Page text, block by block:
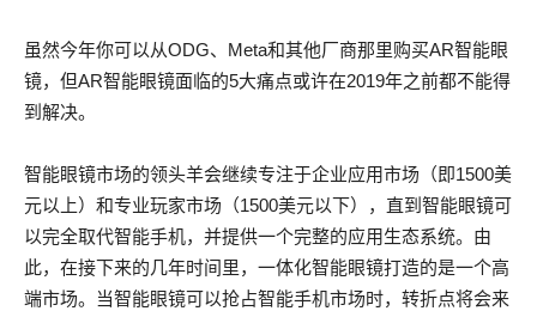
虽然今年你可以从ODG、Meta和其他厂商那里购买AR智能眼
镜，但AR智能眼镜面临的5大痛点或许在2019年之前都不能得
到解决。
智能眼镜市场的领头羊会继续专注于企业应用市场（即1500美
元以上）和专业玩家市场（1500美元以下），直到智能眼镜可
以完全取代智能手机，并提供一个完整的应用生态系统。由
此，在接下来的几年时间里，一体化智能眼镜打造的是一个高
端市场。当智能眼镜可以抢占智能手机市场时，转折点将会来